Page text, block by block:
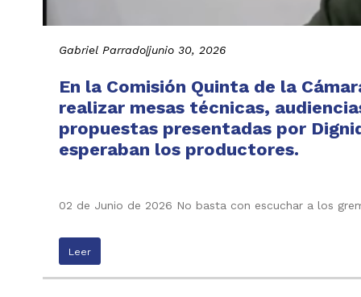
Gabriel Parrado|junio 30, 2026
En la Comisión Quinta de la
realizar mesas técnicas,
propuestas presentadas por
esperaban los productores.
02 de Junio de 2026 No basta con escuchar a los
Leer